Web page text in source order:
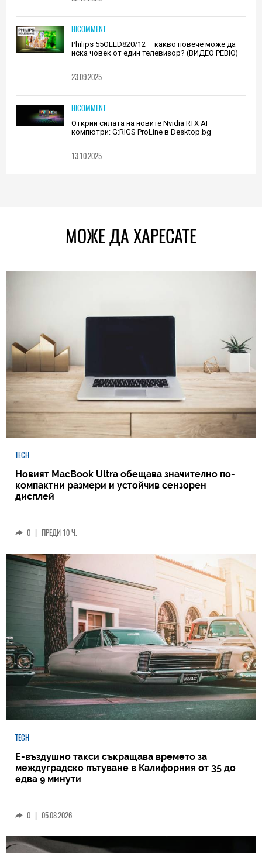
HICOMMENT
Philips 55OLED820/12 – какво повече може да
иска човек от един телевизор? (ВИДЕО РЕВЮ)
23.09.2025
HICOMMENT
Открий силата на новите Nvidia RTX AI
компютри: G:RIGS ProLine в Desktop.bg
13.10.2025
МОЖЕ ДА ХАРЕСАТЕ
TECH
Новият MacBook Ultra обещава значително по-
компактни размери и устойчив сензорен
дисплей
0 | ПРЕДИ 10 Ч.
TECH
Е-въздушно такси съкращава времето за
междуградско пътуване в Калифорния от 35 до
едва 9 минути
0 | 05.08.2026